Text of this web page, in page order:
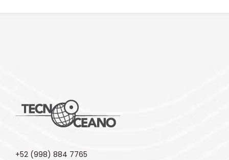
+52 (998) 884 7765